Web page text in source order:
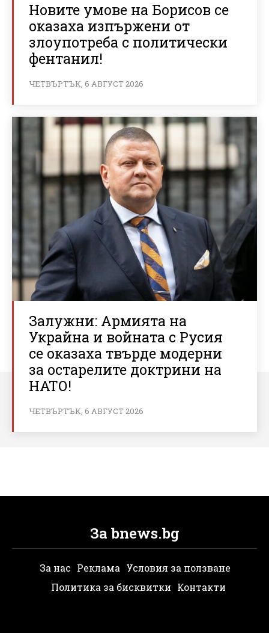
Новите умове на Борисов се
оказаха изпържени от
злоупотреба с политически
фентанил!
ЧЕТВЪРТЪК, 6 АВГУСТ 2026
Залужни: Армията на
Украйна и войната с Русия
се оказаха твърде модерни
за остарелите доктрини на
НАТО!
ЧЕТВЪРТЪК, 6 АВГУСТ 2026
За bnews.bg
За нас Реклама Условия за ползване
Политика за бисквитки Контакти